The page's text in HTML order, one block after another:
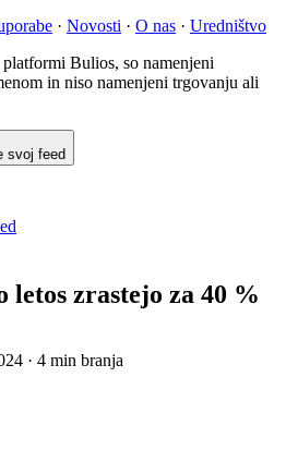
· Novosti · O nas · Uredništvo
Bulios, so namenjeni
in niso namenjeni trgovanju ali
svoj feed
letos zrastejo za 40 %
· 4 min branja